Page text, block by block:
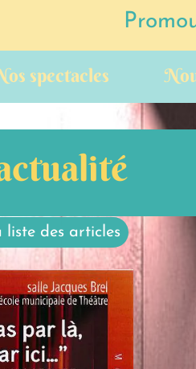
spectacles
liste des articles